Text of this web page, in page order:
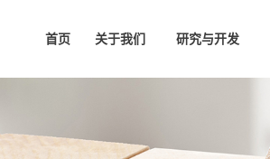
首页 关于我们 研究与开发